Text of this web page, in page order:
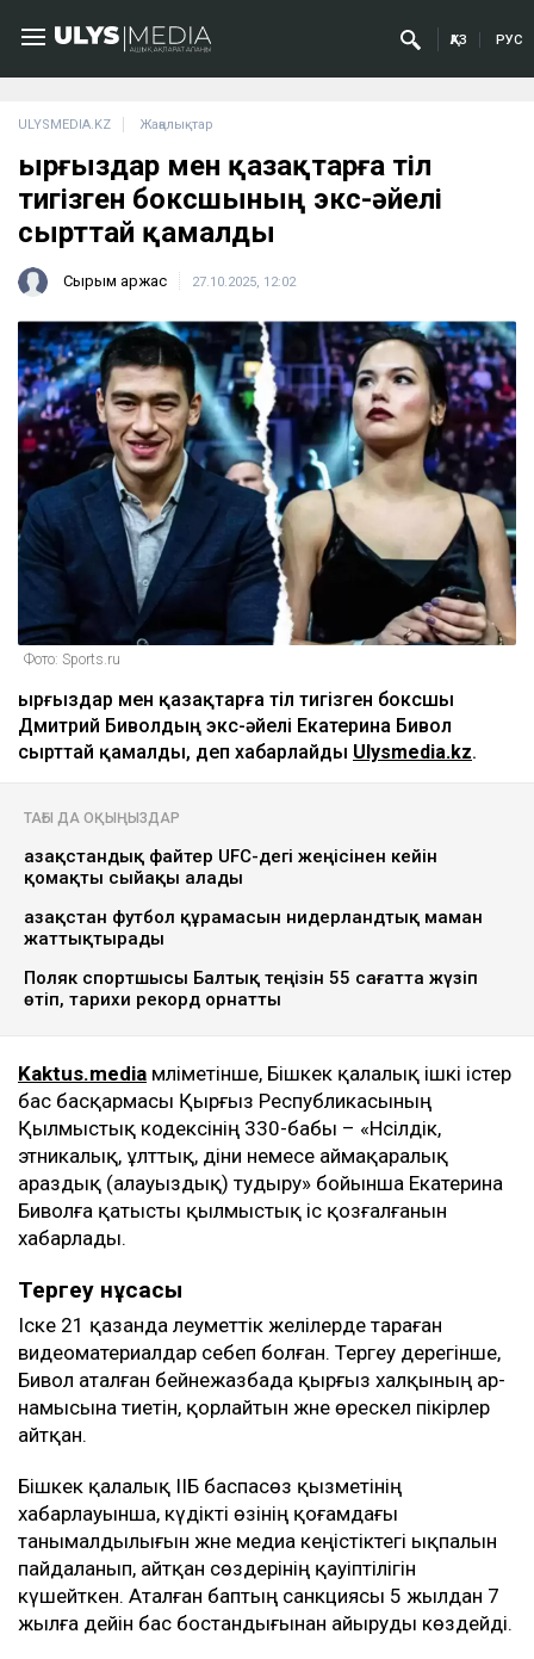
ҚАЗ РУС
ULYSMEDIA.KZ Жаңалықтар
Қырғыздар мен қазақтарға тіл
тигізген боксшының экс-әйелі
сырттай қамалды
Сырым Қаржас 27.10.2025, 12:02
Фото: Sports.ru
Қырғыздар мен қазақтарға тіл тигізген боксшы
Дмитрий Биволдың экс-әйелі Екатерина Бивол
сырттай қамалды, деп хабарлайды Ulysmedia.kz.
ТАҒЫ ДА ОҚЫҢЫЗДАР
Қазақстандық файтер UFC-дегі жеңісінен кейін
қомақты сыйақы алады
Қазақстан футбол құрамасын нидерландтық маман
жаттықтырады
Поляк спортшысы Балтық теңізін 55 сағатта жүзіп
өтіп, тарихи рекорд орнатты
Kaktus.media мәліметінше, Бішкек қалалық ішкі істер
бас басқармасы Қырғыз Республикасының
Қылмыстық кодексінің 330-бабы – «Нәсілдік,
этникалық, ұлттық, діни немесе аймақаралық
араздық (алауыздық) тудыру» бойынша Екатерина
Биволға қатысты қылмыстық іс қозғалғанын
хабарлады.
Тергеу нұсқасы
Іске 21 қазанда әлеуметтік желілерде тараған
видеоматериалдар себеп болған. Тергеу дерегінше,
Бивол аталған бейнежазбада қырғыз халқының ар-
намысына тиетін, қорлайтын және өрескел пікірлер
айтқан.
Бішкек қалалық ІІБ баспасөз қызметінің
хабарлауынша, күдікті өзінің қоғамдағы
танымалдылығын және медиа кеңістіктегі ықпалын
пайдаланып, айтқан сөздерінің қауіптілігін
күшейткен. Аталған баптың санкциясы 5 жылдан 7
жылға дейін бас бостандығынан айыруды көздейді.